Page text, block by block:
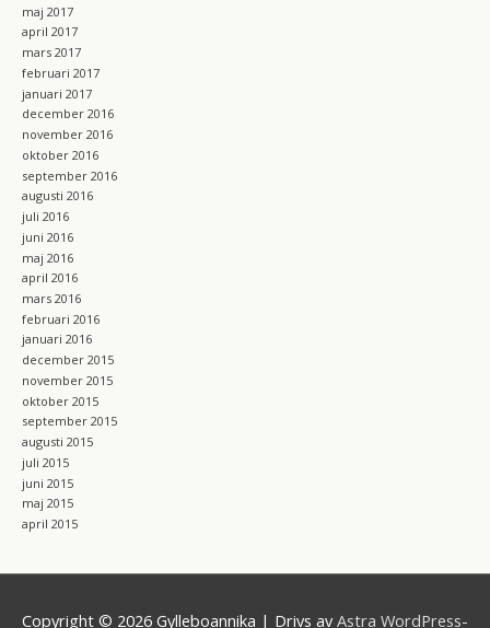
maj 2017
april 2017
mars 2017
februari 2017
januari 2017
december 2016
november 2016
oktober 2016
september 2016
augusti 2016
juli 2016
juni 2016
maj 2016
april 2016
mars 2016
februari 2016
januari 2016
december 2015
november 2015
oktober 2015
september 2015
augusti 2015
juli 2015
juni 2015
maj 2015
april 2015
Copyright © 2026 Gylleboannika | Drivs av Astra WordPress-